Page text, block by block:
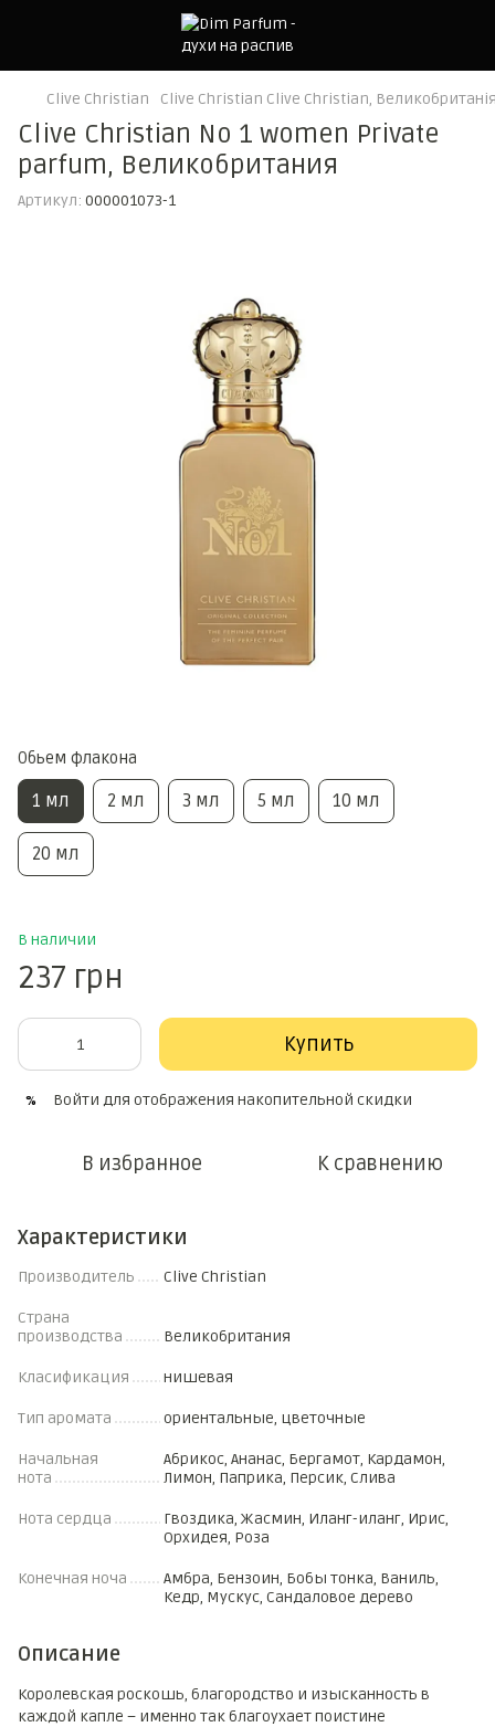
Clive Christian Clive Christian Clive Christian,
Clive Christian No 1 women Private
parfum, Великобритания
Артикул: 000001073-1
Обьем флакона
1 мл 2 мл 3 мл 5 мл 10 мл
20 мл
В наличии
237 грн
Купить
% Войти для отображения накопительной скидки
В избранное К сравнению
Характеристики
Производитель Clive Christian
Страна
производства
Великобритания
Класификация нишевая
Тип аромата ориентальные, цветочные
Начальная
нота
Абрикос, Ананас, Бергамот, Кардамон,
Лимон, Паприка, Персик, Слива
Нота сердца
Гвоздика, Жасмин, Иланг-иланг, Ирис,
Орхидея, Роза
Конечная ноча
Амбра, Бензоин, Бобы тонка, Ваниль,
Кедр, Мускус, Сандаловое дерево
Описание
Королевская роскошь, благородство и изысканность в
каждой капле – именно так благоухает поистине